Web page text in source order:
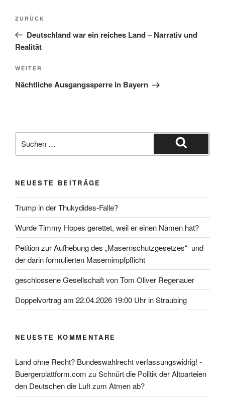
Beitragsnavigation
Vorheriger
Beitrag
ZURÜCK
Deutschland war ein reiches Land – Narrativ und
Realität
Nächster
Beitrag
WEITER
Nächtliche Ausgangssperre in Bayern
nach:
Suchen
NEUESTE BEITRÄGE
Trump in der Thukydides-Falle?
Wurde Timmy Hopes gerettet, weil er einen Namen hat?
Petition zur Aufhebung des „Masernschutzgesetzes“ und
der darin formulierten Masernimpfpflicht
geschlossene Gesellschaft von Tom Oliver Regenauer
Doppelvortrag am 22.04.2026 19:00 Uhr in Straubing
NEUESTE KOMMENTARE
Land ohne Recht? Bundeswahlrecht verfassungswidrig! -
Buergerplattform.com zuSchnürt die Politik der Altparteien
den Deutschen die Luft zum Atmen ab?